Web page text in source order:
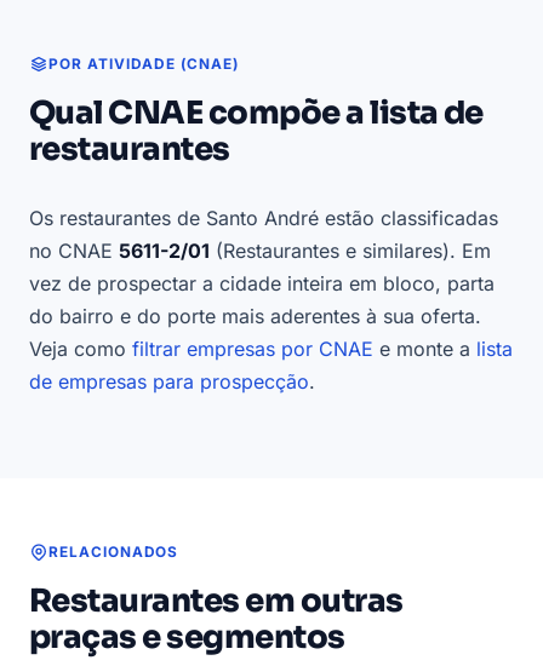
POR ATIVIDADE (CNAE)
Qual CNAE compõe a lista de
restaurantes
Os restaurantes de Santo André estão classificadas
no CNAE 5611-2/01 (Restaurantes e similares). Em
vez de prospectar a cidade inteira em bloco, parta
do bairro e do porte mais aderentes à sua oferta.
Veja como filtrar empresas por CNAE e monte a lista
de empresas para prospecção.
RELACIONADOS
Restaurantes em outras
praças e segmentos